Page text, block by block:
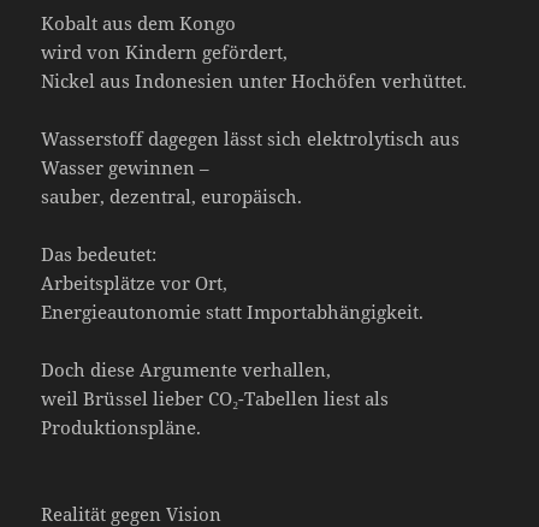
Kobalt aus dem Kongo
wird von Kindern gefördert,
Nickel aus Indonesien unter Hochöfen verhüttet.
Wasserstoff dagegen lässt sich elektrolytisch aus
Wasser gewinnen –
sauber, dezentral, europäisch.
Das bedeutet:
Arbeitsplätze vor Ort,
Energieautonomie statt Importabhängigkeit.
Doch diese Argumente verhallen,
weil Brüssel lieber CO₂-Tabellen liest als
Produktionspläne.
Realität gegen Vision